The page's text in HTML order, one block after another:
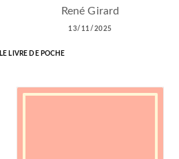
René Girard
13/11/2025
LE LIVRE DE POCHE